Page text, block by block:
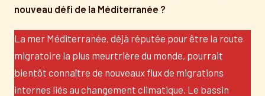
nouveau défi de la Méditerranée ?
La mer Méditerranée, déjà réputée pour être la route
migratoire la plus meurtrière du monde, pourrait
bientôt connaître de nouveaux flux de migrations
internes liés au changement climatique. Le bassin